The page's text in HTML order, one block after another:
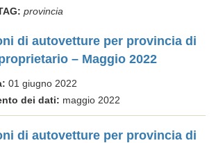
provincia
di autovetture per provincia di
– Maggio 2022
01 giugno 2022
dei dati: maggio 2022
di autovetture per provincia di